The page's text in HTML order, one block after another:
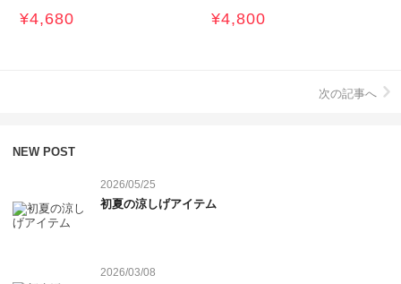
¥4,680 ¥4,800
次の記事へ
NEW POST
2026/05/25
初夏の涼しげアイテム
2026/03/08